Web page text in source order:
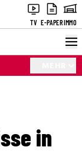
TV E-PAPERIMMO
in